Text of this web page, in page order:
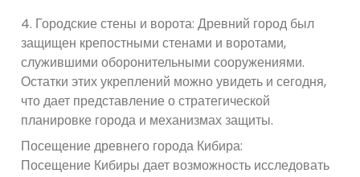
4. Городские стены и ворота: Древний город был
защищен крепостными стенами и воротами,
служившими оборонительными сооружениями.
Остатки этих укреплений можно увидеть и сегодня,
что дает представление о стратегической
планировке города и механизмах защиты.
Посещение древнего города Кибира:
Посещение Кибиры дает возможность исследовать